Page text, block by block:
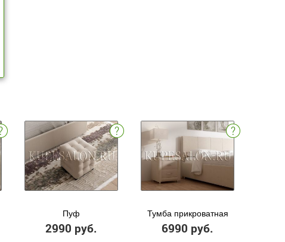
Пуф
2990 руб.
Тумба прикроватная
6990 руб.